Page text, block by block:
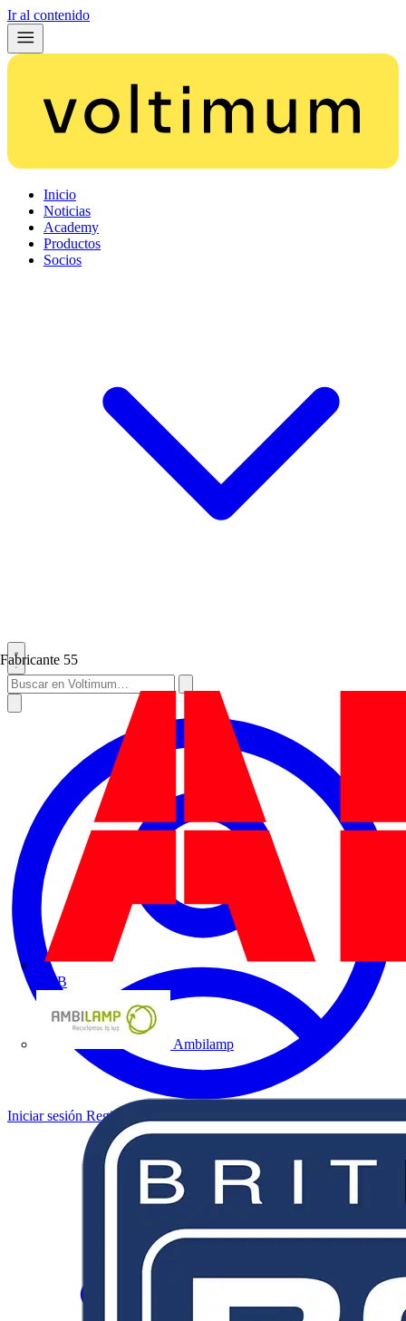
Ir al contenido
Inicio
Noticias
Academy
Productos
Socios
Fabricante 55
ABB
Ambilamp
Iniciar sesión Registrarse